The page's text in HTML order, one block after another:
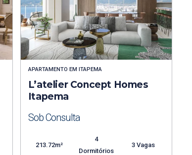
APARTAMENTO EM ITAPEMA
L’atelier Concept Homes
Itapema
Sob Consulta
213.72m²
4
Dormitórios
3 Vagas